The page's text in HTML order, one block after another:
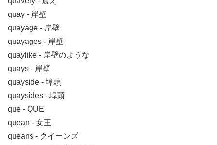
quay ‐ 岸壁
quayage ‐ 岸壁
quayages ‐ 岸壁
quaylike ‐ 岸壁のような
quays ‐ 岸壁
quayside ‐ 埠頭
quaysides ‐ 埠頭
que ‐ QUE
quean ‐ 女王
queans ‐ クイーンズ